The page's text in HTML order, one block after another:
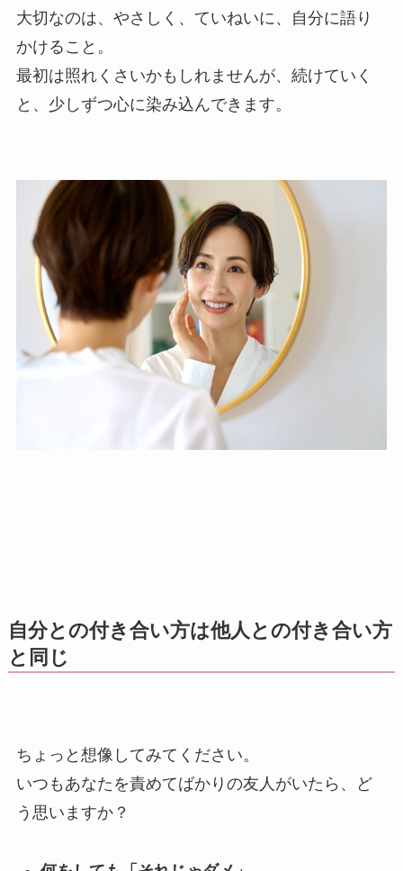
大切なのは、やさしく、ていねいに、自分に語り
かけること。
最初は照れくさいかもしれませんが、続けていく
と、少しずつ心に染み込んできます。
自分との付き合い方は他人との付き合い方
と同じ
ちょっと想像してみてください。
いつもあなたを責めてばかりの友人がいたら、ど
う思いますか？